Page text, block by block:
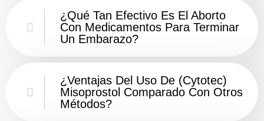
¿Qué Tan Efectivo Es El Aborto
Con Medicamentos Para Terminar
Un Embarazo?
¿Ventajas Del Uso De (Cytotec)
Misoprostol Comparado Con Otros
Métodos?